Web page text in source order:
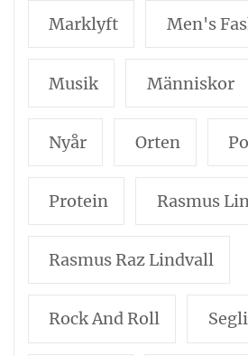
Marklyft Men's
Musik Människor
Nyår Orten
Protein Rasmus
Rasmus Raz Lindvall
Rock And Roll